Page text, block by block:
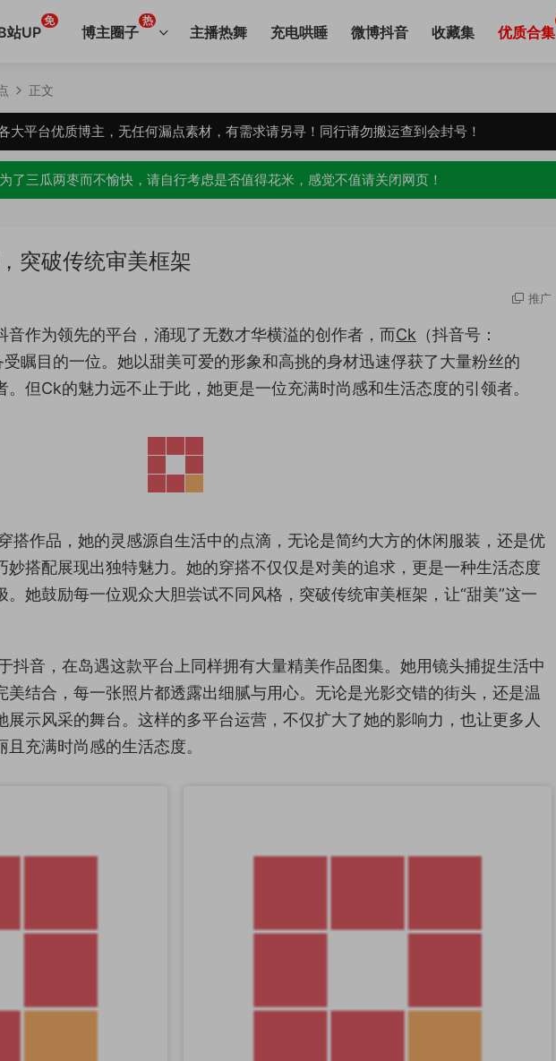
站UP
免
博主圈子
热
主播热舞 充电哄睡 微博抖音 收藏集 优质合集
正文
大平台优质博主，无任何漏点素材，有需求请另寻！同行请勿搬运查到会封号！
了三瓜两枣而不愉快，请自行考虑是否值得花米，感觉不值请关闭网页！
突破传统审美框架
推广
音作为领先的平台，涌现了无数才华横溢的创作者，而Ck （抖音号：
瞩目的一位。她以甜美可爱的形象和高挑的身材迅速俘获了大量粉丝的
但Ck的魅力远不止于此，她更是一位充满时尚感和生活态度的引领者。
搭作品，她的灵感源自生活中的点滴，无论是简约大方的休闲服装，还是优
妙搭配展现出独特魅力。她的穿搭不仅仅是对美的追求，更是一种生活态度
她鼓励每一位观众大胆尝试不同风格，突破传统审美框架，让“甜美”这一
抖音，在岛遇这款平台上同样拥有大量精美作品图集。她用镜头捕捉生活中
美结合，每一张照片都透露出细腻与用心。无论是光影交错的街头，还是温
展示风采的舞台。这样的多平台运营，不仅扩大了她的影响力，也让更多人
充满时尚感的生活态度。